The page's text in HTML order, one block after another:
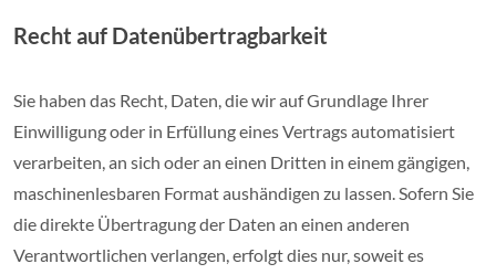
Recht auf Daten­übertrag­barkeit
Sie haben das Recht, Daten, die wir auf Grundlage Ihrer
Einwilligung oder in Erfüllung eines Vertrags automatisiert
verarbeiten, an sich oder an einen Dritten in einem gängigen,
maschinenlesbaren Format aushändigen zu lassen. Sofern Sie
die direkte Übertragung der Daten an einen anderen
Verantwortlichen verlangen, erfolgt dies nur, soweit es